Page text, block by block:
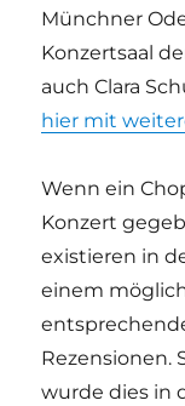
Münchner
Konzertsaal
auch Clara
hier mit
Wenn ein
Konzert
existieren in
einem
Rezensionen.
wurde dies in